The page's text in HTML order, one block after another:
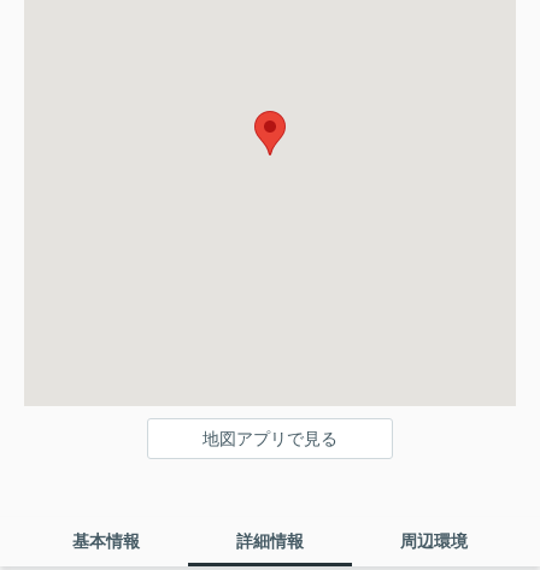
地図アプリで見る
基本情報 詳細情報 周辺環境